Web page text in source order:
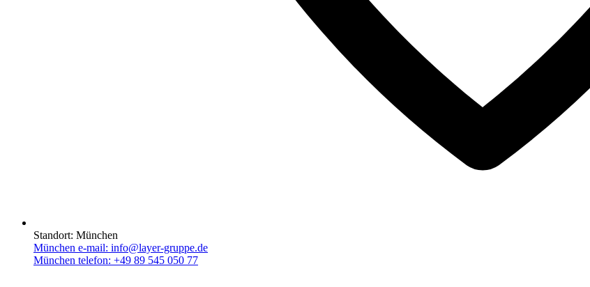
Standort: München
München e-mail: info@layer-gruppe.de
München telefon: +49 89 545 050 77